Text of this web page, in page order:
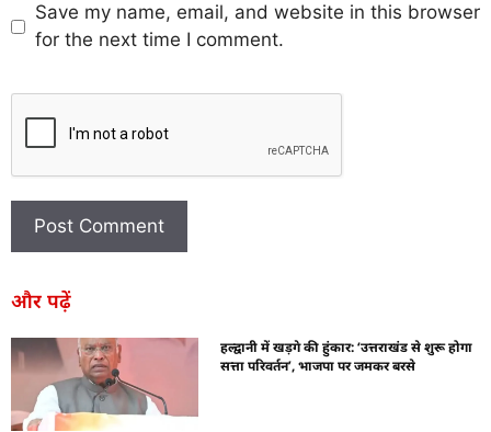
Save my name, email, and website in this browser
for the next time I comment.
और पढ़ें
हल्द्वानी में खड़गे की हुंकार: ‘उत्तराखंड से शुरू होगा
सत्ता परिवर्तन’, भाजपा पर जमकर बरसे